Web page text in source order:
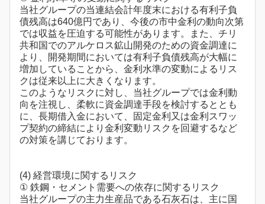
当社グループの当連結会計年度末における有利子負
債残高は640億円であり、今後の市中金利の動向次第
では収益を圧迫する可能性があります。また、チリ
共和国でのアルケロス鉱山開発のための資金調達に
より、開発期間においては有利子負債残高が大幅に
増加していることから、金利水準の変動によるリス
クは従来以上に大きくなります。
このようなリスクに対し、当社グループでは金利動
向を注視し、柔軟に資金調達手段を検討するととも
に、長期借入金において、固定金利又は金利スワッ
プ契約の締結により金利変動リスクを回避するなど
の対策を講じております。
(4) 経営環境に関するリスク
① 鉄鋼・セメント需要への依存に関するリスク
当社グループの主力生産品である石灰石は、主に国